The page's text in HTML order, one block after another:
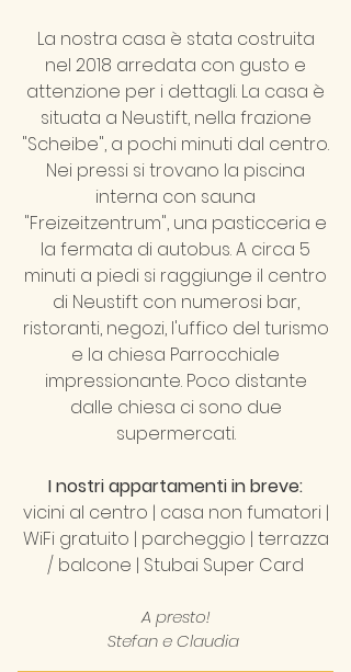
La nostra casa è stata costruita
nel 2018 arredata con gusto e
attenzione per i dettagli. La casa è
situata a Neustift, nella frazione
"Scheibe", a pochi minuti dal centro.
Nei pressi si trovano la piscina
interna con sauna
"Freizeitzentrum", una pasticceria e
la fermata di autobus. A circa 5
minuti a piedi si raggiunge il centro
di Neustift con numerosi bar,
ristoranti, negozi, l'uffico del turismo
e la chiesa Parrocchiale
impressionante. Poco distante
dalle chiesa ci sono due
supermercati.
I nostri appartamenti in breve:
vicini al centro | casa non fumatori |
WiFi gratuito | parcheggio | terrazza
/ balcone | Stubai Super Card
A presto!
Stefan e Claudia